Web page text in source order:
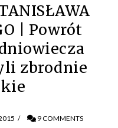
| Powrót
zbrodnie
/ 9 COMMENTS